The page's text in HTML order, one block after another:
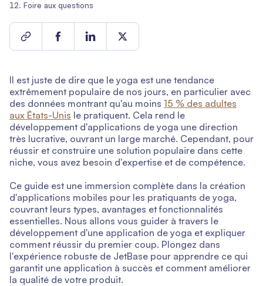
Il est juste de dire que le yoga est une tendance
extrêmement populaire de nos jours, en particulier avec
des données montrant qu'au moins 15 % des adultes
aux États-Unis le pratiquent. Cela rend le
développement d'applications de yoga une direction
très lucrative, ouvrant un large marché. Cependant, pour
réussir et construire une solution populaire dans cette
niche, vous avez besoin d'expertise et de compétence.
Ce guide est une immersion complète dans la création
d'applications mobiles pour les pratiquants de yoga,
couvrant leurs types, avantages et fonctionnalités
essentielles. Nous allons vous guider à travers le
développement d'une application de yoga et expliquer
comment réussir du premier coup. Plongez dans
l'expérience robuste de JetBase pour apprendre ce qui
garantit une application à succès et comment améliorer
la qualité de votre produit.
Foire aux questions